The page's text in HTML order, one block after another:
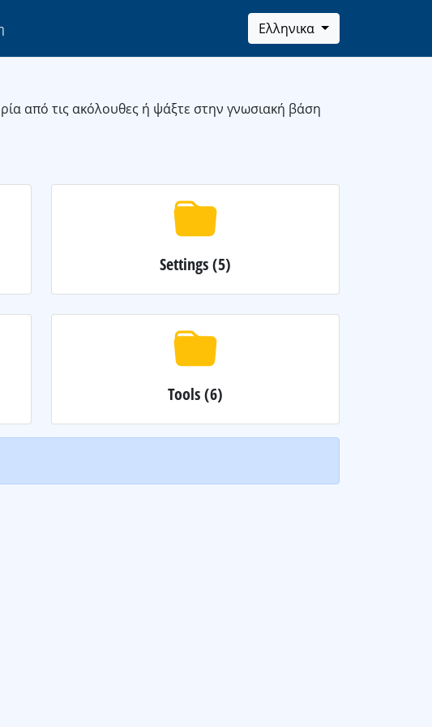
Ελληνικα
από τις ακόλουθες ή ψάξτε στην γνωσιακή βάση
Settings(5)
Tools(6)